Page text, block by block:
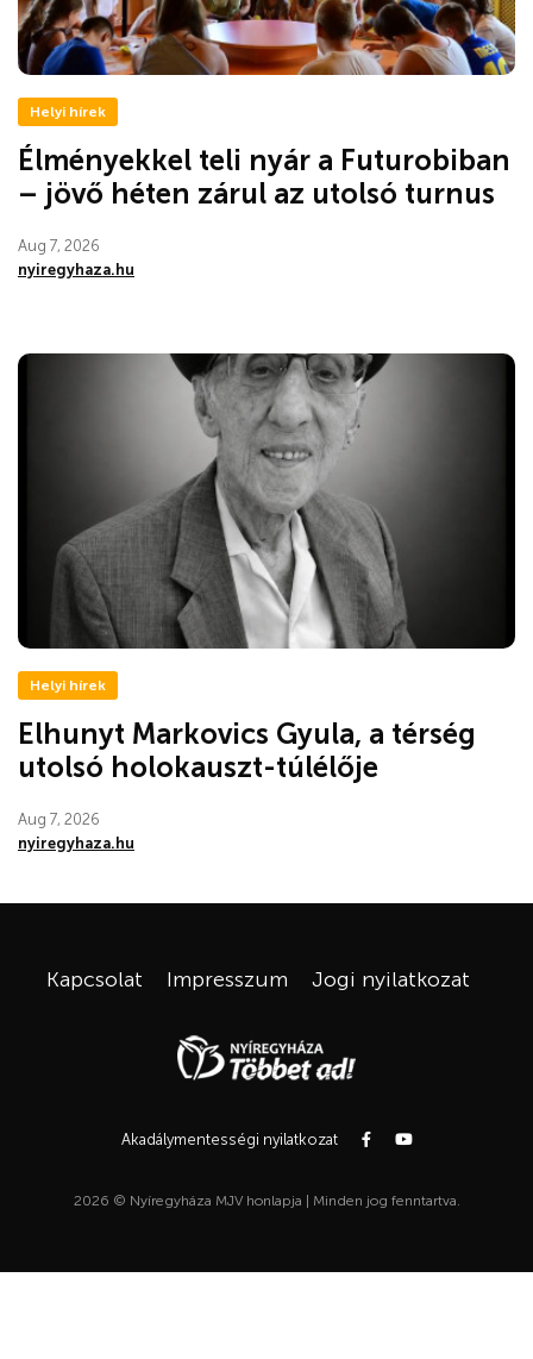
Helyi hírek
Élményekkel teli nyár a Futurobiban
– jövő héten zárul az utolsó turnus
Aug 7, 2026
nyiregyhaza.hu
Helyi hírek
Elhunyt Markovics Gyula, a térség
utolsó holokauszt-túlélője
Aug 7, 2026
nyiregyhaza.hu
Kapcsolat Impresszum Jogi nyilatkozat
Akadálymentességi nyilatkozat
2026 © Nyíregyháza MJV honlapja | Minden jog fenntartva.